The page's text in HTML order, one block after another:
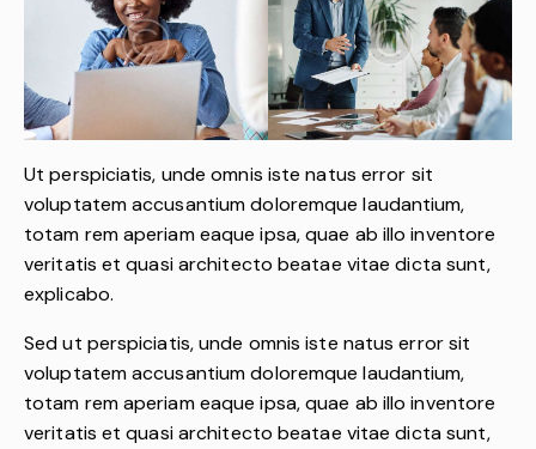
Ut perspiciatis, unde omnis iste natus error sit
voluptatem accusantium doloremque laudantium,
totam rem aperiam eaque ipsa, quae ab illo inventore
veritatis et quasi architecto beatae vitae dicta sunt,
explicabo.
Sed ut perspiciatis, unde omnis iste natus error sit
voluptatem accusantium doloremque laudantium,
totam rem aperiam eaque ipsa, quae ab illo inventore
veritatis et quasi architecto beatae vitae dicta sunt,